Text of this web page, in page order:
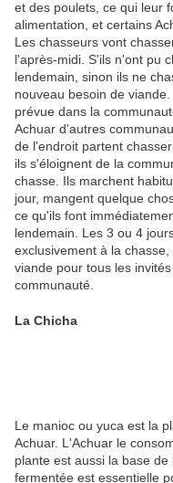
et des poulets, ce qui leur
alimentation, et certains
Les chasseurs vont
l'après-midi. S'ils n'ont pu
lendemain, sinon ils ne
nouveau besoin de
prévue dans la
Achuar d'autres
de l'endroit partent
ils s'éloignent de la
chasse. Ils marchent
jour, mangent quelque
ce qu'ils font
lendemain. Les 3 ou 4
exclusivement à la
viande pour tous les
communauté.
La Chicha
Le manioc ou yuca est la
Achuar. L'Achuar le
plante est aussi la base
fermentée est essentielle